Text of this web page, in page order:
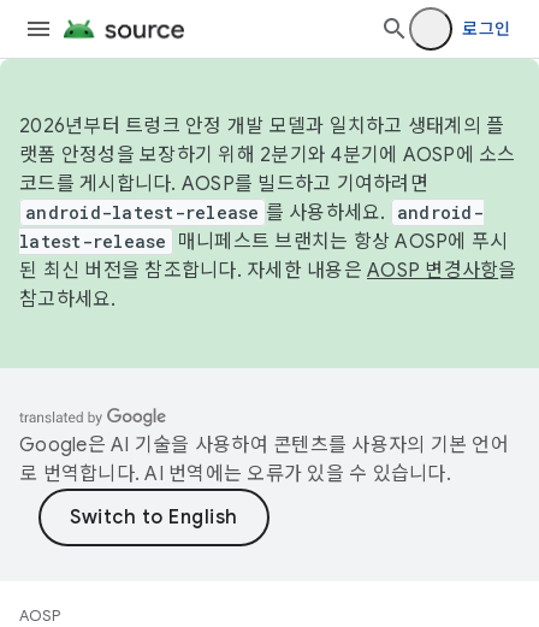
로그인
2026년부터 트렁크 안정 개발 모델과 일치하고 생태계의 플
랫폼 안정성을 보장하기 위해 2분기와 4분기에 AOSP에 소스
코드를 게시합니다. AOSP를 빌드하고 기여하려면
android-latest-release 를 사용하세요.
android-
latest-release
매니페스트 브랜치는 항상 AOSP에 푸시
된 최신 버전을 참조합니다. 자세한 내용은 AOSP 변경사항을
참고하세요.
Google은 AI 기술을 사용하여 콘텐츠를 사용자의 기본 언어
로 번역합니다. AI 번역에는 오류가 있을 수 있습니다.
AOSP